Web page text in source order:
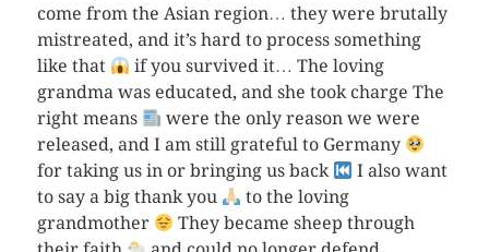
come from the Asian region… they were brutally
mistreated, and it’s hard to process something
like that
if you survived it… The loving
grandma was educated, and she took charge The
right means
were the only reason we were
released, and I am still grateful to Germany
for taking us in or bringing us back
I also want
to say a big thank you
to the loving
grandmother
They became sheep through